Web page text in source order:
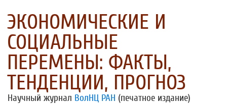
ЭКОНОМИЧЕСКИЕ И
СОЦИАЛЬНЫЕ
ПЕРЕМЕНЫ: ФАКТЫ,
ТЕНДЕНЦИИ, ПРОГНОЗ
Научный журнал ВолНЦ РАН (печатное издание)